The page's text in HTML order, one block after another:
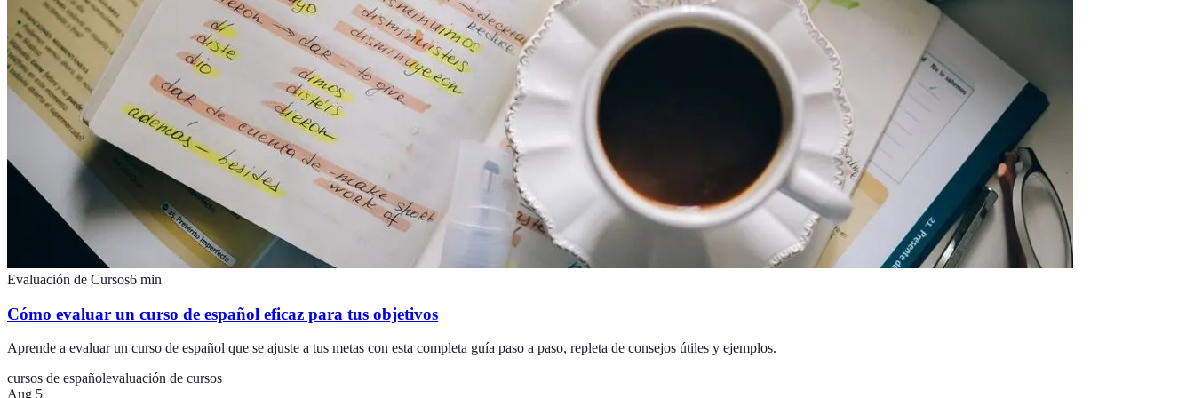
Evaluación de Cursos6 min
Cómo evaluar un curso de español eficaz para tus objetivos
Aprende a evaluar un curso de español que se ajuste a tus metas con esta completa guía paso a paso, repleta de consejos útiles y ejemplos.
cursos de españolevaluación de cursos
Aug 5